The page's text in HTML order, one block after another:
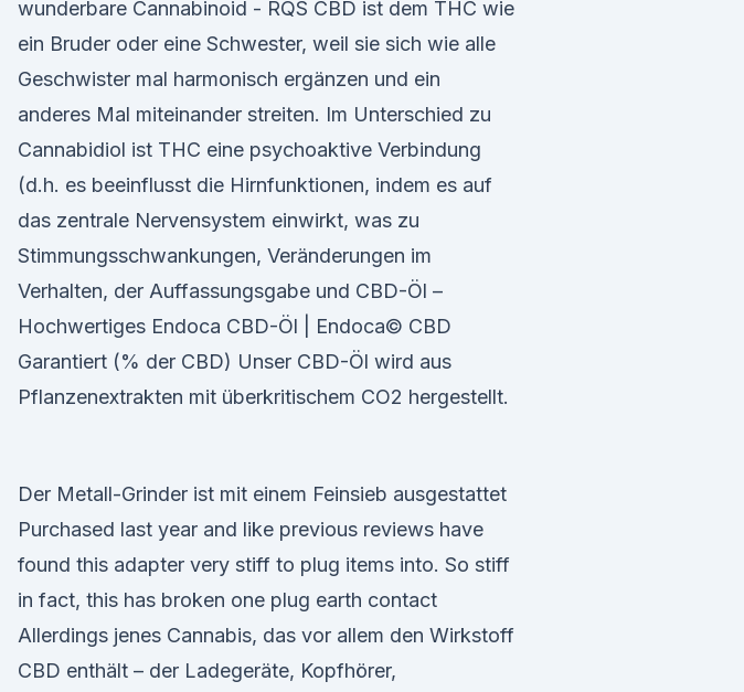
wunderbare Cannabinoid - RQS CBD ist dem THC wie
ein Bruder oder eine Schwester, weil sie sich wie alle
Geschwister mal harmonisch ergänzen und ein
anderes Mal miteinander streiten. Im Unterschied zu
Cannabidiol ist THC eine psychoaktive Verbindung
(d.h. es beeinflusst die Hirnfunktionen, indem es auf
das zentrale Nervensystem einwirkt, was zu
Stimmungsschwankungen, Veränderungen im
Verhalten, der Auffassungsgabe und CBD-Öl –
Hochwertiges Endoca CBD-Öl | Endoca© CBD
Garantiert (% der CBD) Unser CBD-Öl wird aus
Pflanzenextrakten mit überkritischem CO2 hergestellt.
Der Metall-Grinder ist mit einem Feinsieb ausgestattet
Purchased last year and like previous reviews have
found this adapter very stiff to plug items into. So stiff
in fact, this has broken one plug earth contact
Allerdings jenes Cannabis, das vor allem den Wirkstoff
CBD enthält – der Ladegeräte, Kopfhörer,